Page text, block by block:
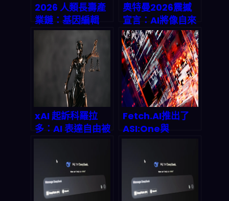
2026 人類長壽產
業鏈：基因編輯
×AI 診斷×神經科
技，市場怎麼爆、
風險怎麼避？
奧特曼2026震撼
宣言：AI將像自來
水按Token計費！
算力危機與1.4兆
美元豪賭如何定義
2027產業版圖
xAI 起訴科羅拉
多：AI 表達自由被
「規則化」後，
怎麼重排？
Fetch.AI推出了
ASI:One與
uAgents框架：
重塑2026年市場
格局？